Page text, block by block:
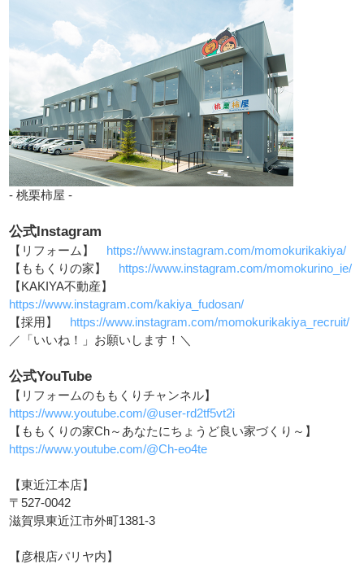
- 桃栗柿屋 -
公式Instagram
【リフォーム】
https://www.instagram.com/momokurikakiya/
【ももくりの家】
https://www.instagram.com/momokurino_ie/
【KAKIYA不動産】
https://www.instagram.com/kakiya_fudosan/
【採用】
https://www.instagram.com/momokurikakiya_recruit/
／「いいね！」お願いします！＼
公式YouTube
【リフォームのももくりチャンネル】
https://www.youtube.com/@user-rd2tf5vt2i
【ももくりの家Ch～あなたにちょうど良い家づくり～】
https://www.youtube.com/@Ch-eo4te
【東近江本店】
〒527-0042
滋賀県東近江市外町1381-3
【彦根店パリヤ内】